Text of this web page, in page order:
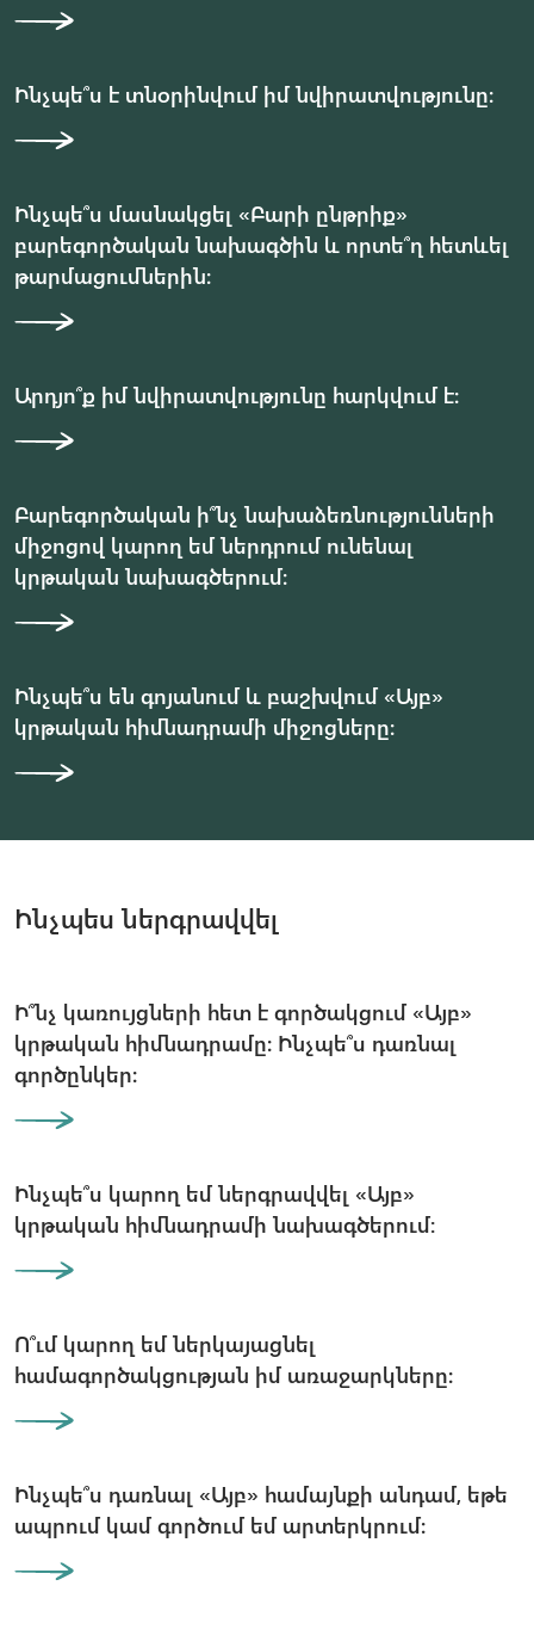
Ինչպե՞ս է տնօրինվում իմ նվիրատվությունը։
Ինչպե՞ս մասնակցել «Բարի ընթրիք»
բարեգործական նախագծին և որտե՞ղ հետևել
թարմացումներին։
Արդյո՞ք իմ նվիրատվությունը հարկվում է։
Բարեգործական ի՞նչ նախաձեռնությունների
միջոցով կարող եմ ներդրում ունենալ
կրթական նախագծերում։
Ինչպե՞ս են գոյանում և բաշխվում «Այբ»
կրթական հիմնադրամի միջոցները։
Ինչպես ներգրավվել
Ի՞նչ կառույցների հետ է գործակցում «Այբ»
կրթական հիմնադրամը։ Ինչպե՞ս դառնալ
գործընկեր։
Ինչպե՞ս կարող եմ ներգրավվել «Այբ»
կրթական հիմնադրամի նախագծերում:
Ո՞ւմ կարող եմ ներկայացնել
համագործակցության իմ առաջարկները։
Ինչպե՞ս դառնալ «Այբ» համայնքի անդամ, եթե
ապրում կամ գործում եմ արտերկրում։